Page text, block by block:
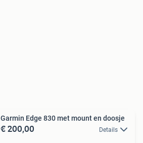
Garmin Edge 830 met mount en doosje
€ 200,00 Details